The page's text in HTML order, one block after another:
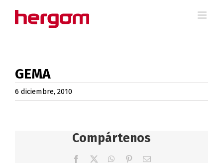
GEMA
6 diciembre, 2010
Compártenos
Facebook WhatsApp
PinterestCorreo